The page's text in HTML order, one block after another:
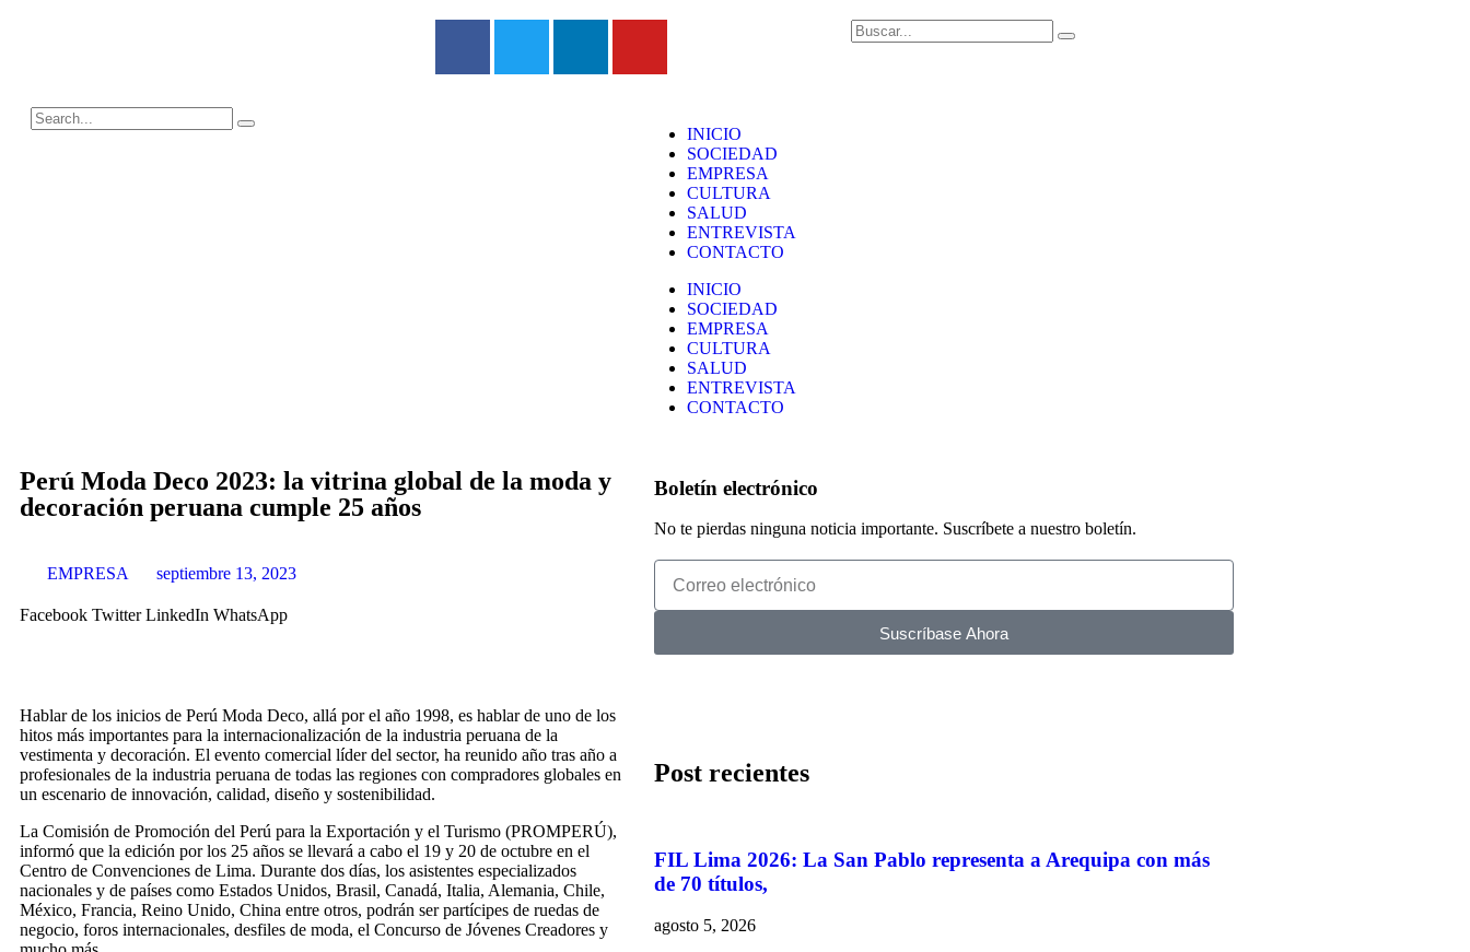
INICIO
SOCIEDAD
EMPRESA
CULTURA
SALUD
ENTREVISTA
CONTACTO
INICIO
SOCIEDAD
EMPRESA
CULTURA
SALUD
ENTREVISTA
CONTACTO
Perú Moda Deco 2023: la vitrina global de la moda y
decoración peruana cumple 25 años
EMPRESA septiembre 13, 2023
Facebook Twitter LinkedIn WhatsApp
Hablar de los inicios de Perú Moda Deco, allá por el año 1998, es hablar de uno de los
hitos más importantes para la internacionalización de la industria peruana de la
vestimenta y decoración. El evento comercial líder del sector, ha reunido año tras año a
profesionales de la industria peruana de todas las regiones con compradores globales en
un escenario de innovación, calidad, diseño y sostenibilidad.
La Comisión de Promoción del Perú para la Exportación y el Turismo (PROMPERÚ),
informó que la edición por los 25 años se llevará a cabo el 19 y 20 de octubre en el
Centro de Convenciones de Lima. Durante dos días, los asistentes especializados
nacionales y de países como Estados Unidos, Brasil, Canadá, Italia, Alemania, Chile,
México, Francia, Reino Unido, China entre otros, podrán ser partícipes de ruedas de
negocio, foros internacionales, desfiles de moda, el Concurso de Jóvenes Creadores y
Boletín electrónico
No te pierdas ninguna noticia importante. Suscríbete a nuestro boletín.
Suscríbase Ahora
Post recientes
FIL Lima 2026: La San Pablo representa a Arequipa con más
de 70 títulos,
agosto 5, 2026